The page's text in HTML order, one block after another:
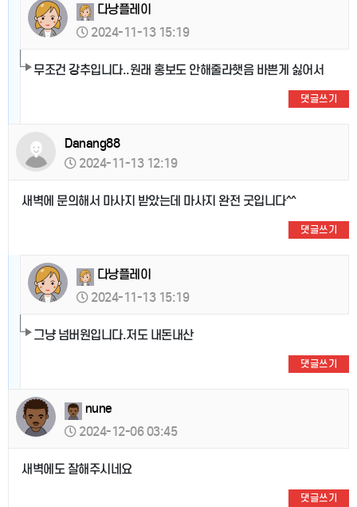
다낭플레이
2024-11-13 15:19
무조건 강추입니다..원래 홍보도 안해줄라햇음 바쁜게 싫어서
댓글쓰기
Danang88
2024-11-13 12:19
새벽에 문의해서 마사지 받았는데 마사지 완전 굿입니다^^
댓글쓰기
다낭플레이
2024-11-13 15:19
그냥 넘버원입니다.저도 내돈내산
댓글쓰기
nune
2024-12-06 03:45
새벽에도 잘해주시네요
댓글쓰기